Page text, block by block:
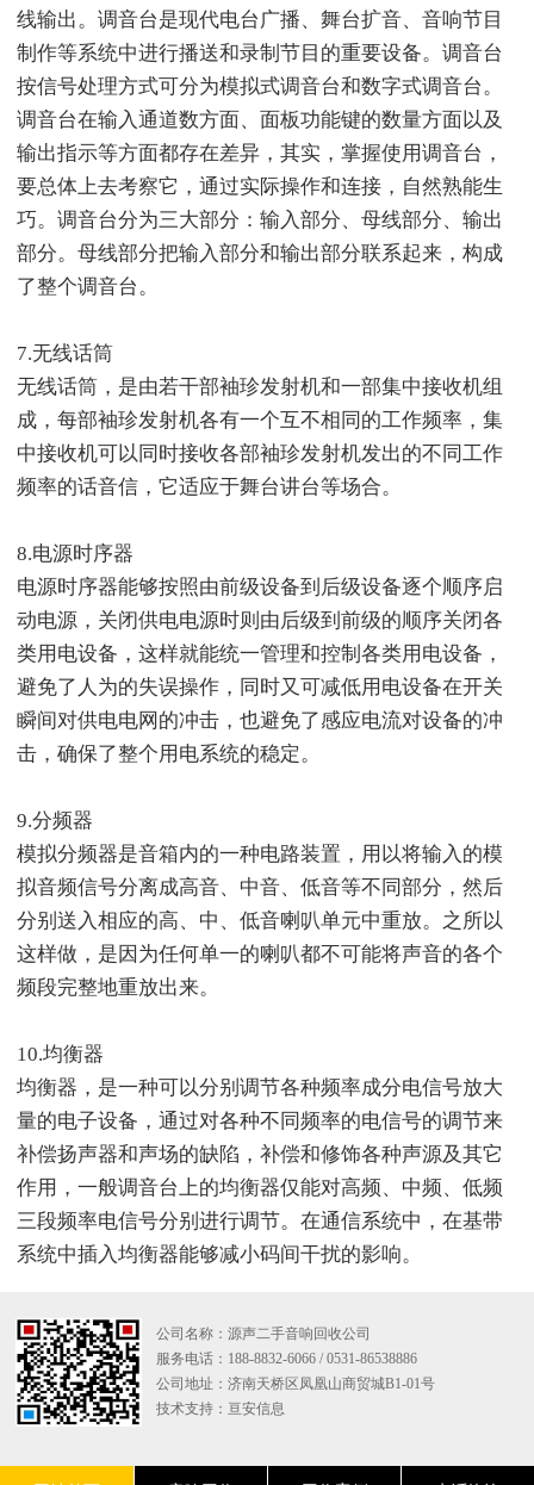
线输出。调音台是现代电台广播、舞台扩音、音响节目
制作等系统中进行播送和录制节目的重要设备。调音台
按信号处理方式可分为模拟式调音台和数字式调音台。
调音台在输入通道数方面、面板功能键的数量方面以及
输出指示等方面都存在差异，其实，掌握使用调音台，
要总体上去考察它，通过实际操作和连接，自然熟能生
巧。调音台分为三大部分：输入部分、母线部分、输出
部分。母线部分把输入部分和输出部分联系起来，构成
了整个调音台。
7.无线话筒
无线话筒，是由若干部袖珍发射机和一部集中接收机组
成，每部袖珍发射机各有一个互不相同的工作频率，集
中接收机可以同时接收各部袖珍发射机发出的不同工作
频率的话音信，它适应于舞台讲台等场合。
8.电源时序器
电源时序器能够按照由前级设备到后级设备逐个顺序启
动电源，关闭供电电源时则由后级到前级的顺序关闭各
类用电设备，这样就能统一管理和控制各类用电设备，
避免了人为的失误操作，同时又可减低用电设备在开关
瞬间对供电电网的冲击，也避免了感应电流对设备的冲
击，确保了整个用电系统的稳定。
9.分频器
模拟分频器是音箱内的一种电路装置，用以将输入的模
拟音频信号分离成高音、中音、低音等不同部分，然后
分别送入相应的高、中、低音喇叭单元中重放。之所以
这样做，是因为任何单一的喇叭都不可能将声音的各个
频段完整地重放出来。
10.均衡器
均衡器，是一种可以分别调节各种频率成分电信号放大
量的电子设备，通过对各种不同频率的电信号的调节来
补偿扬声器和声场的缺陷，补偿和修饰各种声源及其它
作用，一般调音台上的均衡器仅能对高频、中频、低频
三段频率电信号分别进行调节。在通信系统中，在基带
系统中插入均衡器能够减小码间干扰的影响。
公司名称：源声二手音响回收公司
服务电话：188-8832-6066 / 0531-86538886
公司地址：济南天桥区凤凰山商贸城B1-01号
技术支持： 亘安信息